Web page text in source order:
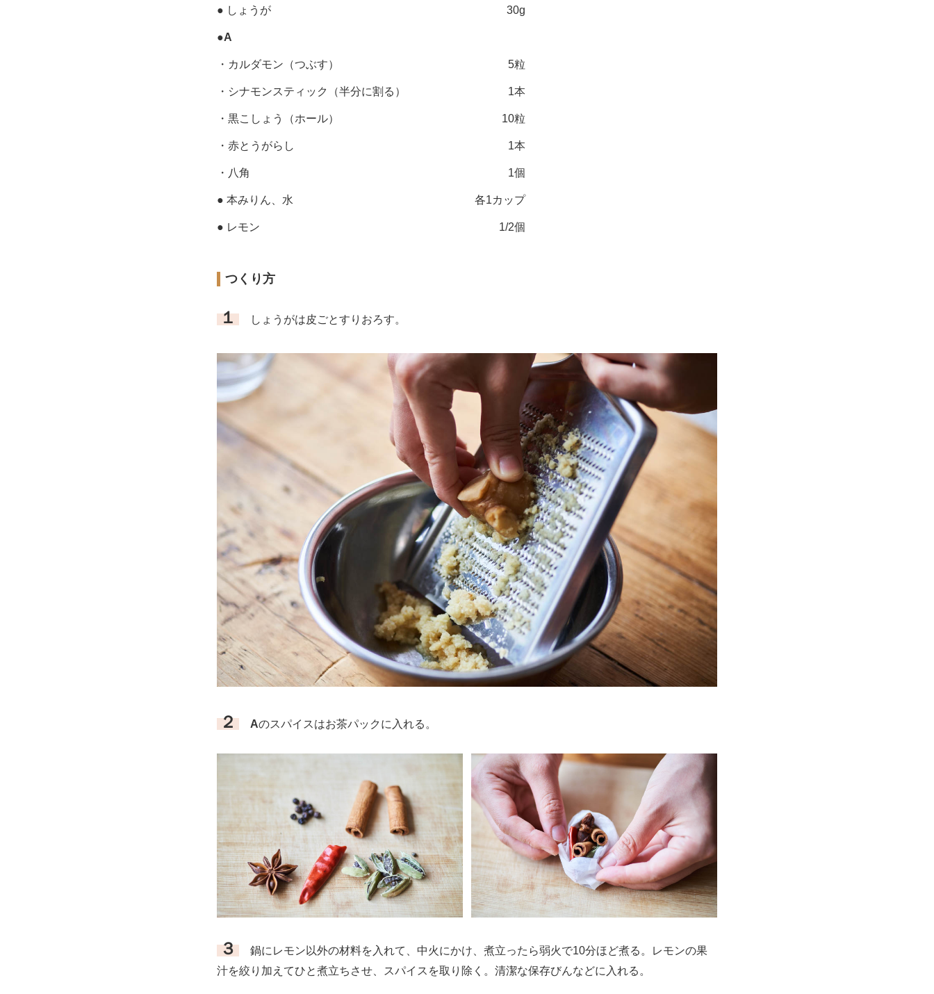
● しょうが 30g
●A
・カルダモン（つぶす） 5粒
・シナモンスティック（半分に割る） 1本
・黒こしょう（ホール） 10粒
・赤とうがらし 1本
・八角 1個
● 本みりん、水 各1カップ
● レモン 1/2個
つくり方
１ しょうがは皮ごとすりおろす。
２ Aのスパイスはお茶パックに入れる。
３
鍋にレモン以外の材料を入れて、中火にかけ、煮立ったら弱火で10分ほど煮る。レモンの果
汁を絞り加えてひと煮立ちさせ、スパイスを取り除く。清潔な保存びんなどに入れる。